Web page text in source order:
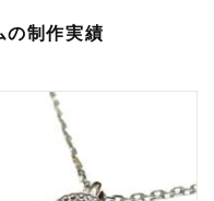
の制作実績